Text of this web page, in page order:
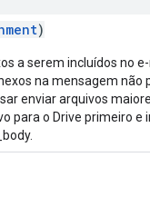
)
a serem incluídos no
na mensagem não
enviar arquivos
para o Drive primeiro e